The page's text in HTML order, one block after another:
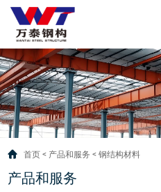
Select Language
首页 产品和服务 钢结构材料
产品和服务